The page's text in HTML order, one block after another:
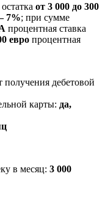
от 3 000 до 300
7%; при сумме
процентная ставка
евро процентная
дебетовой
карты: да,
в месяц: 3 000